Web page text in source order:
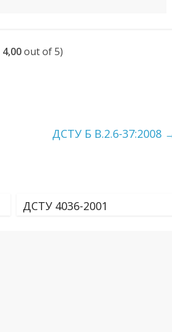
4,00out of 5)
ДСТУ Б В.2.6-37:2008
ДСТУ 4036-2001